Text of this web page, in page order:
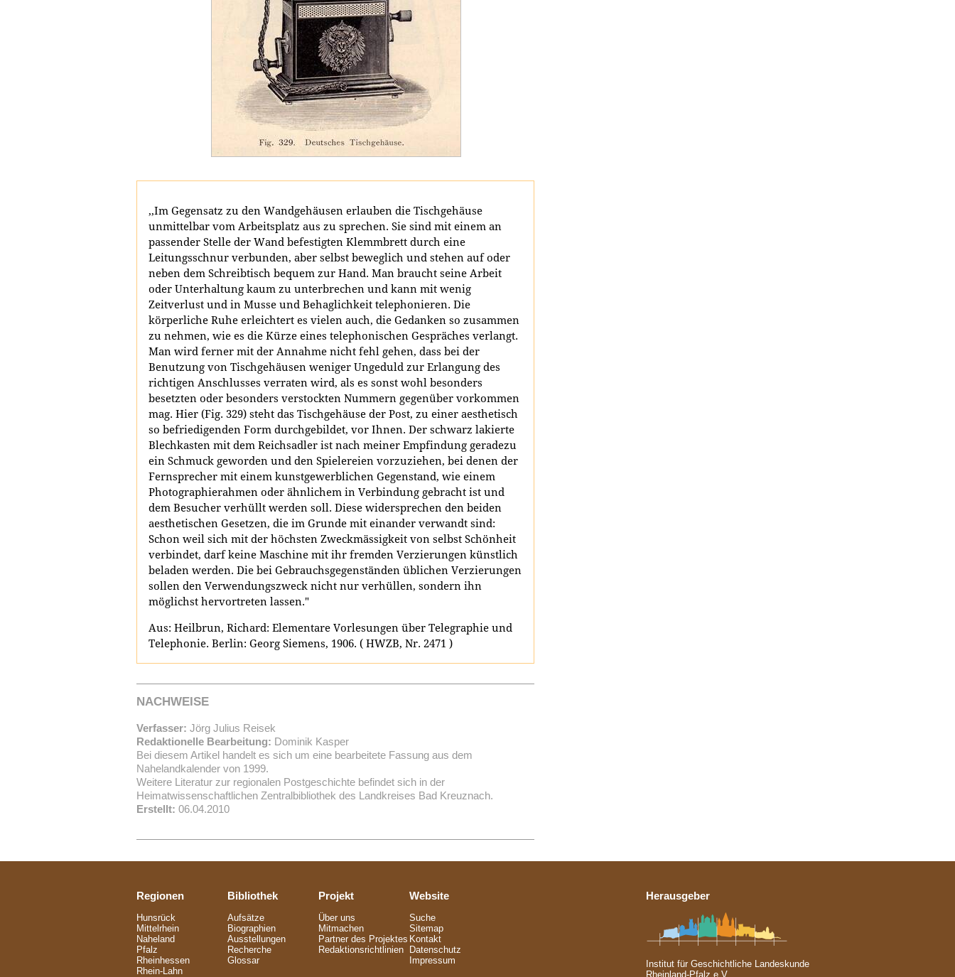
,,Im Gegensatz zu den Wandgehäusen erlauben die Tischgehäuse
unmittelbar vom Arbeitsplatz aus zu sprechen. Sie sind mit einem an
passender Stelle der Wand befestigten Klemmbrett durch eine
Leitungsschnur verbunden, aber selbst beweglich und stehen auf oder
neben dem Schreibtisch bequem zur Hand. Man braucht seine Arbeit
oder Unterhaltung kaum zu unterbrechen und kann mit wenig
Zeitverlust und in Musse und Behaglichkeit telephonieren. Die
körperliche Ruhe erleichtert es vielen auch, die Gedanken so zusammen
zu nehmen, wie es die Kürze eines telephonischen Gespräches verlangt.
Man wird ferner mit der Annahme nicht fehl gehen, dass bei der
Benutzung von Tischgehäusen weniger Ungeduld zur Erlangung des
richtigen Anschlusses verraten wird, als es sonst wohl besonders
besetzten oder besonders verstockten Nummern gegenüber vorkommen
mag. Hier (Fig. 329) steht das Tischgehäuse der Post, zu einer aesthetisch
so befriedigenden Form durchgebildet, vor Ihnen. Der schwarz lakierte
Blechkasten mit dem Reichsadler ist nach meiner Empfindung geradezu
ein Schmuck geworden und den Spielereien vorzuziehen, bei denen der
Fernsprecher mit einem kunstgewerblichen Gegenstand, wie einem
Photographierahmen oder ähnlichem in Verbindung gebracht ist und
dem Besucher verhüllt werden soll. Diese widersprechen den beiden
aesthetischen Gesetzen, die im Grunde mit einander verwandt sind:
Schon weil sich mit der höchsten Zweckmässigkeit von selbst Schönheit
verbindet, darf keine Maschine mit ihr fremden Verzierungen künstlich
beladen werden. Die bei Gebrauchsgegenständen üblichen Verzierungen
sollen den Verwendungszweck nicht nur verhüllen, sondern ihn
möglichst hervortreten lassen."
Aus: Heilbrun, Richard: Elementare Vorlesungen über Telegraphie und
Telephonie. Berlin: Georg Siemens, 1906. ( HWZB, Nr. 2471 )
NACHWEISE
Verfasser: Jörg Julius Reisek
Redaktionelle Bearbeitung: Dominik Kasper
Bei diesem Artikel handelt es sich um eine bearbeitete Fassung aus dem
Nahelandkalender von 1999.
Weitere Literatur zur regionalen Postgeschichte befindet sich in der
Heimatwissenschaftlichen Zentralbibliothek des Landkreises Bad Kreuznach.
Erstellt: 06.04.2010
Regionen
Hunsrück
Mittelrhein
Naheland
Pfalz
Rheinhessen
Rhein-Lahn
Bibliothek
Aufsätze
Biographien
Ausstellungen
Recherche
Glossar
Projekt
Über uns
Mitmachen
Partner des Projektes
Redaktionsrichtlinien
Website
Suche
Sitemap
Kontakt
Datenschutz
Impressum
Herausgeber
Institut für Geschichtliche Landeskunde
Rheinland-Pfalz e.V.